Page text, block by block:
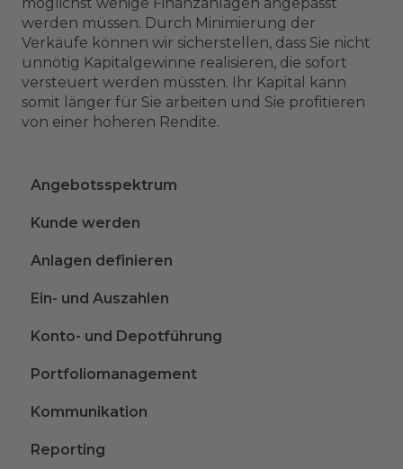
werden müssen. Durch Minimierung der
Verkäufe können wir sicherstellen, dass Sie nicht
unnötig Kapitalgewinne realisieren, die sofort
versteuert werden müssten. Ihr Kapital kann
somit länger für Sie arbeiten und Sie profitieren
von einer höheren Rendite.
Angebotsspektrum
Kunde werden
Anlagen definieren
Ein- und Auszahlen
Konto- und Depotführung
Portfoliomanagement
Kommunikation
Reporting